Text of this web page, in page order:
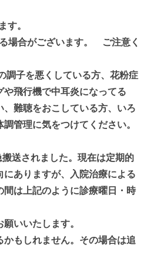
す。
合がございます。
ご注意く
調子を悪くしている方、花粉症
飛行機で中耳炎になってる
難聴をおこしている方、いろ
管理に気をつけてください。
送されました。現在は定期的
ありますが、入院治療による
は上記のように診療曜日・時
いいたします。
もしれません。その場合は追